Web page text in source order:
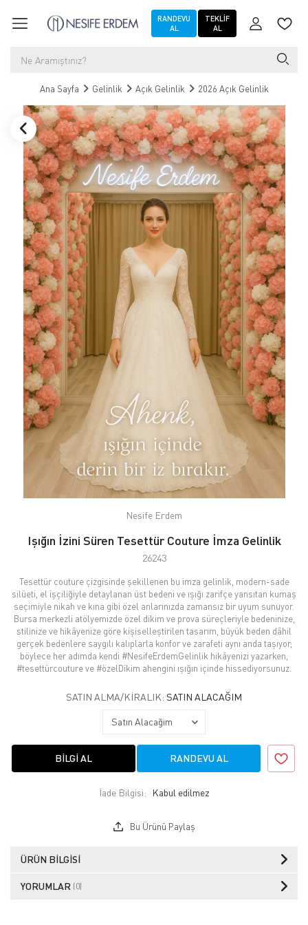
RANDEVU
AL
TEKLIF
AL
Ana Sayfa Gelinlik Açık Gelinlik 2026 Açık Gelinlik
Nesife Erdem
Işığın İzini Süren Tesettür Couture İmza Gelinlik
26243
Tesettür couture çizgisinde şekillenen bu imza gelinlik, modern-sade
silüeti, el işçiliğiyle detaylanan üst bedeni ve ışığı zarifçe yansıtan kumaş
seçimiyle nikah ve kına gibi özel anlarınızda zamansız bir uyum sunuyor.
Bursa merkezli atölyemizde özel dikim ve prova süreçleriyle bedeninize,
stilinize ve hikâyenize göre kişiselleştirilen tasarım, büyük beden dâhil
gerçek bedenlere saygılı kalıplarla konfor ve zarafeti aynı anda taşıyor;
böylece her adımda kendi #NesifeErdemGelinlik hikâyenizi yazarken,
#tesettürcouture ve #özelDikim ahengini ışığın içinde hissediyorsunuz.
SATIN ALMA/KIRALIK: SATIN ALACAĞIM
BILGI AL RANDEVU AL
İade Bilgisi:
Bu Ürünü Paylaş
ÜRÜN BILGISI
YORUMLAR (0)